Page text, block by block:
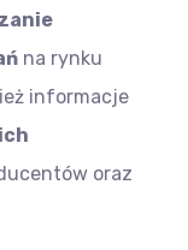
na rynku
informacje
oraz